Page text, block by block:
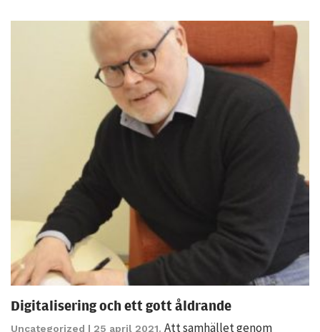
Digitalisering och ett gott åldrande
Uncategorized | 25 april 2021. Att samhället genom
möjligt under
ditt besök.
Om du nekar
de här
kakorna
kommer viss
funktionalitet
Genom att dela
med dig av dina
intressen och ditt
surfar ökar du
chansen att få se